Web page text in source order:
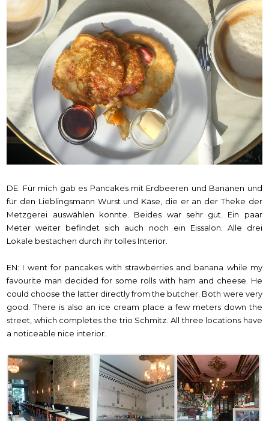
DE: Für mich gab es Pancakes mit Erdbeeren und Bananen und
für den Lieblingsmann Wurst und Käse, die er an der Theke der
Metzgerei auswählen konnte. Beides war sehr gut. Ein paar
Meter weiter befindet sich auch noch ein Eissalon. Alle drei
Lokale bestachen durch ihr tolles Interior.
EN: I went for pancakes with strawberries and banana while my
favourite man decided for some rolls with ham and cheese. He
could choose the latter directly from the butcher. Both were very
good. There is also an ice cream place a few meters down the
street, which completes the trio Schmitz. All three locations have
a noticeable nice interior.